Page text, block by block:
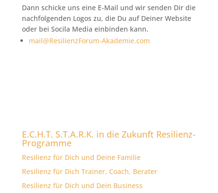
Dann schicke uns eine E-Mail und wir senden Dir die
nachfolgenden Logos zu, die Du auf Deiner Website
oder bei Socila Media einbinden kann.
mail@ResilienzForum-Akademie.com
E.C.H.T. S.T.A.R.K. in die Zukunft Resilienz-
Programme
Resilienz für Dich und Deine Familie
Resilienz für Dich Trainer, Coach, Berater
Resilienz für Dich und Dein Business